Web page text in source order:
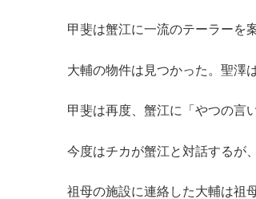
甲斐は蟹江に一流のテーラーを
大輔の物件は見つかった。聖澤
甲斐は再度、蟹江に「やつの言
今度はチカが蟹江と対話するが
祖母の施設に連絡した大輔は祖